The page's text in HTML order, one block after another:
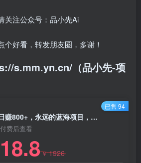
关注公众号：品小先Ai
个好看，转发朋友圈，多谢！
s.mm.yn.cn/（品小先-项
色粉原味项目，轻松日赚800+，永远的蓝海项目，无脑操作也能直接出单
费后查看
18.8￥1926
已售 94